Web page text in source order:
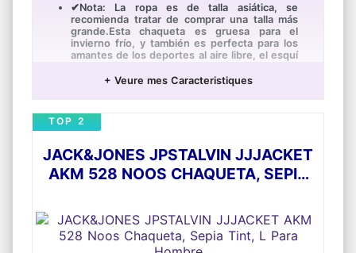
✔Nota: La ropa es de talla asiática, se
recomienda tratar de comprar una talla más
grande.Esta chaqueta es gruesa para el
invierno frío, y también es perfecta para los
amantes de los deportes al aire libre, el esquí
viajes, el senderismo, el campamento y una
hombre cazadora negra hombre chaquetas
de entretiempo hombre cazadora marron
hombre cazadora ante hombre cazadora
entretiempo hombre cazadora tejana hombre
cazadora denim hombre cazadoras caballero
verano hombre chaqueta verde hombre
cazadora borrego hombre cazadora
acolchada cazadoras de invierno hombre
+ Veure mes Caracteristiques
JACK&JONES JPSTALVIN JJJACKET
AKM 528 NOOS CHAQUETA, SEPIA
TOP 2